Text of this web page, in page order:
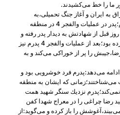
ما را خط می‌كشیدند.
ایران و آغاز جنگ تحمیلی،به
همراه پدر در جبهه حضور یافتیم؛پدر در عملیات والفجر 4 در منطقه
كوزران بود؛شهید حمیدرضا 20 روز قبل از شهادتش به دیدار پدر رفته و
مقداری خوراكی برای ایشان برده بود؛بعد از عملیات والفجر 4 پدرم نیز
را پر از خوراكی می‌كند و به
می‌دهد:پدرم فرد خوشرویی بود و
كه ایشان به منطقه
نزدیك سنگر شهید همت
چراغی را در معراج شهدا كفن
را باز كرده و می‌گوید:از